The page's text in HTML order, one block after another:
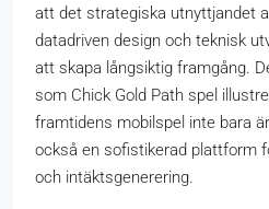
att det strategiska utnyttjandet
datadriven design och teknisk
att skapa långsiktig framgång.
som Chick Gold Path spel
framtidens mobilspel inte bara
också en sofistikerad plattform
och intäktsgenerering.